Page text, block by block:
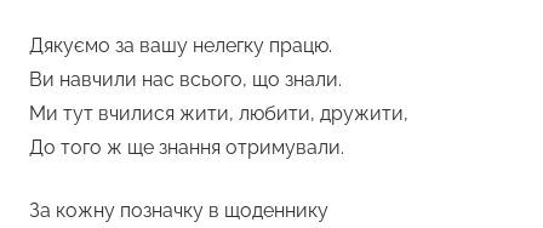
Дякуємо за вашу нелегку працю.
Ви навчили нас всього, що знали.
Ми тут вчилися жити, любити, дружити,
До того ж ще знання отримували.
За кожну позначку в щоденнику